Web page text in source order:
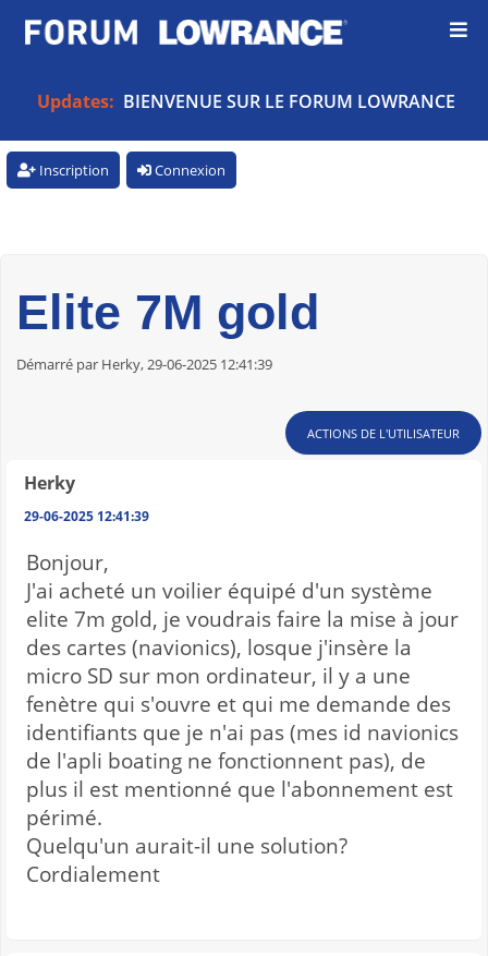
Updates: BIENVENUE SUR LE FORUM LOWRANCE
Inscription Connexion
Elite 7M gold
Démarré par Herky, 29-06-2025 12:41:39
ACTIONS DE L'UTILISATEUR
Herky
29-06-2025 12:41:39
Bonjour,
J'ai acheté un voilier équipé d'un système
elite 7m gold, je voudrais faire la mise à jour
des cartes (navionics), losque j'insère la
micro SD sur mon ordinateur, il y a une
fenètre qui s'ouvre et qui me demande des
identifiants que je n'ai pas (mes id navionics
de l'apli boating ne fonctionnent pas), de
plus il est mentionné que l'abonnement est
périmé.
Quelqu'un aurait-il une solution?
Cordialement